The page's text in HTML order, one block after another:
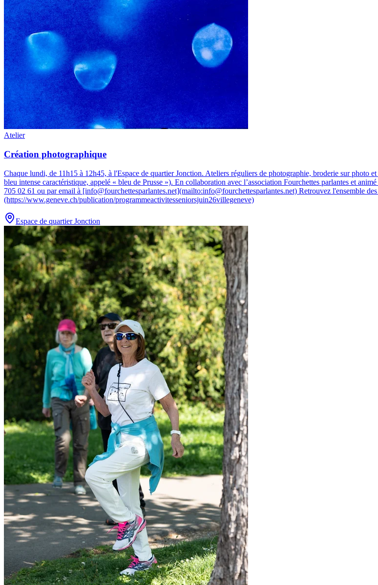
Atelier
Création photographique
Chaque lundi, de 11h15 à 12h45, à l'Espace de quartier Jonction. Ateliers réguliers de photographie, broderie sur photo
bleu intense caractéristique, appelé « bleu de Prusse »). En collaboration avec l’association Fourchettes parlantes et
705 02 61 ou par email à [info@fourchettesparlantes.net](mailto:info@fourchettesparlantes.net) Retrouvez l'ensemble
(https://www.geneve.ch/publication/programmeactivitesseniorsjuin26villegeneve)
Espace de quartier Jonction